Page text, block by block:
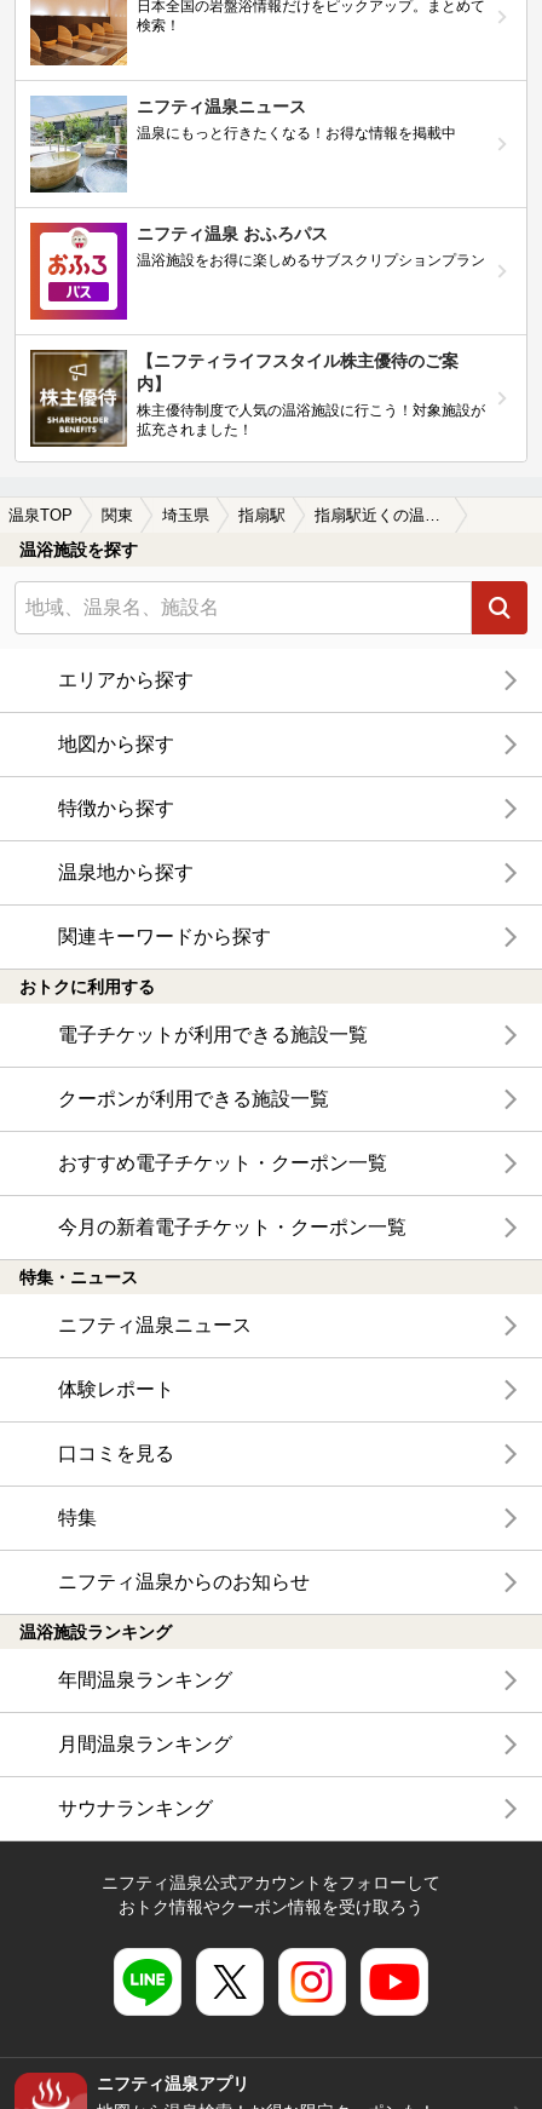
日本全国の岩盤浴情報だけをピックアップ。まとめて
検索！
ニフティ温泉ニュース
温泉にもっと行きたくなる！お得な情報を掲載中
ニフティ温泉 おふろパス
温浴施設をお得に楽しめるサブスクリプションプラン
【ニフティライフスタイル株主優待のご案
内】
株主優待制度で人気の温浴施設に行こう！対象施設が
拡充されました！
温泉TOP 関東 埼玉県 指扇駅 指扇駅近くの温泉宿・温泉旅館・ホテルおすすめ(2026年版)
温浴施設を探す
エリアから探す
地図から探す
特徴から探す
温泉地から探す
関連キーワードから探す
おトクに利用する
電子チケットが利用できる施設一覧
クーポンが利用できる施設一覧
おすすめ電子チケット・クーポン一覧
今月の新着電子チケット・クーポン一覧
特集・ニュース
ニフティ温泉ニュース
体験レポート
口コミを見る
特集
ニフティ温泉からのお知らせ
温浴施設ランキング
年間温泉ランキング
月間温泉ランキング
サウナランキング
ニフティ温泉公式アカウントをフォローして
おトク情報やクーポン情報を受け取ろう
ニフティ温泉アプリ